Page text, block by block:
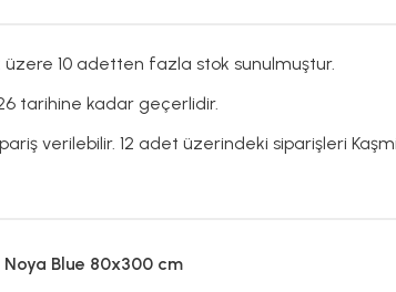
üzere 10 adetten fazla stok sunulmuştur.
tarihine kadar geçerlidir.
verilebilir. 12 adet üzerindeki siparişleri
Blue 80x300 cm